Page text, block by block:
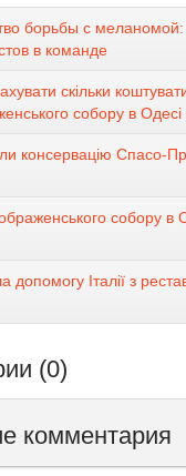
борьбы с
в команде
скільки
собору в Одесі
консервацію Спасо-
собору в
допомогу Італії з
(0)
комментария